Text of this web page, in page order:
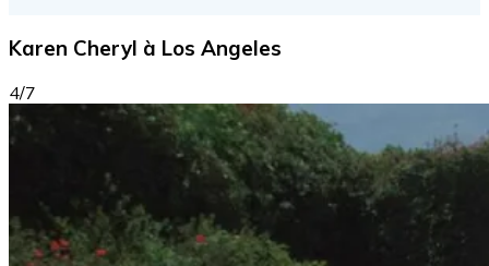
Karen Cheryl à Los Angeles
4/7